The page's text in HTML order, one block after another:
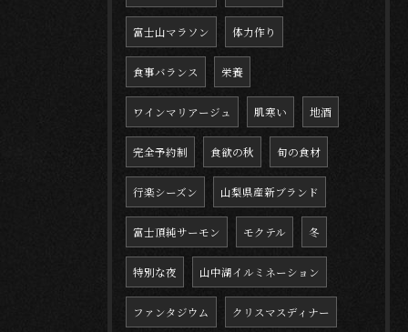
富士山マラソン 体力作り
食事バランス 栄養
ワインマリアージュ 肌寒い 地酒
完全予約制 食欲の秋 旬の食材
行楽シーズン 山梨県産新ブランド
富士頂純サーモン モクテル 冬
特別な夜 山中湖イルミネーション
ファンタジウム クリスマスディナー